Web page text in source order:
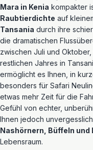
Mara in Kenia kompakter
Raubtierdichte auf
Tansania durch ihre
die dramatischen
zwischen Juli und
restlichen Jahres in
ermöglicht es Ihnen, in
besonders für Safari
etwas mehr Zeit für die
Gefühl von echter,
Ihnen jedoch
Nashörnern, Büffeln und
Lebensraum.